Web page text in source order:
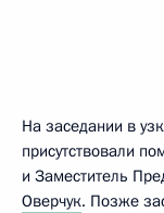
На заседании в
присутствовали
и Заместитель
Оверчук. Позже